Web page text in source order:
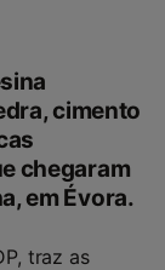
cimento
chegaram
em Évora.
traz as